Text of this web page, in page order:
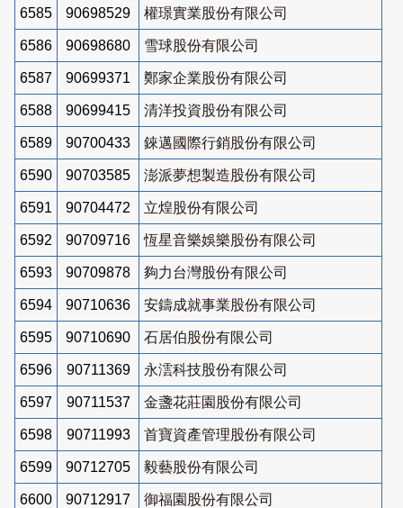
6585 90698529 權璟實業股份有限公司
6586 90698680 雪球股份有限公司
6587 90699371 鄭家企業股份有限公司
6588 90699415 清洋投資股份有限公司
6589 90700433 錸邁國際行銷股份有限公司
6590 90703585 澎派夢想製造股份有限公司
6591 90704472 立煌股份有限公司
6592 90709716 恆星音樂娛樂股份有限公司
6593 90709878 夠力台灣股份有限公司
6594 90710636 安鑄成就事業股份有限公司
6595 90710690 石居伯股份有限公司
6596 90711369 永澐科技股份有限公司
6597 90711537 金盞花莊園股份有限公司
6598 90711993 首寶資產管理股份有限公司
6599 90712705 毅藝股份有限公司
6600 90712917
御福園股份有限公司